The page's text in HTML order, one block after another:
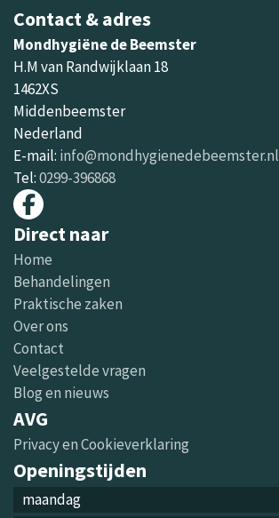
Contact & adres
Mondhygiëne de Beemster
H.M van Randwijklaan 18
1462XS
Middenbeemster
Nederland
E-mail: info@mondhygienedebeemster.nl
Tel:0299-396868
Direct naar
Home
Behandelingen
Praktische zaken
Over ons
Contact
Veelgestelde vragen
Blog en nieuws
AVG
Privacy en Cookieverklaring
Openingstijden
maandag